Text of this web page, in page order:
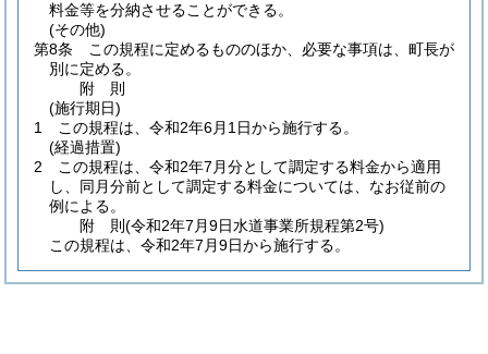
料金等を分納させることができる。
(その他)
第8条
この規程に定めるもののほか、必要な事項は、町長が
別に定める。
附 則
(施行期日)
1
この規程は、令和2年6月1日から施行する。
(経過措置)
2
この規程は、令和2年7月分として調定する料金から適用
し、同月分前として調定する料金については、なお従前の
例による。
附 則(令和2年7月9日水道事業所規程第2号)
この規程は、令和2年7月9日から施行する。